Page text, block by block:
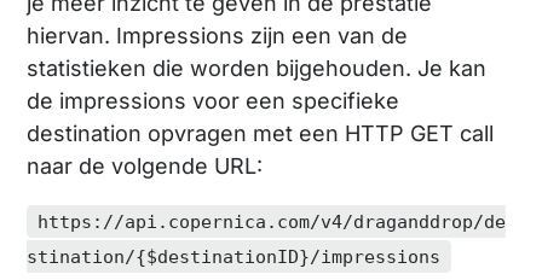
hiervan. Impressions zijn een van de
statistieken die worden bijgehouden. Je kan
de impressions voor een specifieke
destination opvragen met een HTTP GET call
naar de volgende URL:
https://api.copernica.com/v4/draganddrop/de
stination/{$destinationID}/impressions